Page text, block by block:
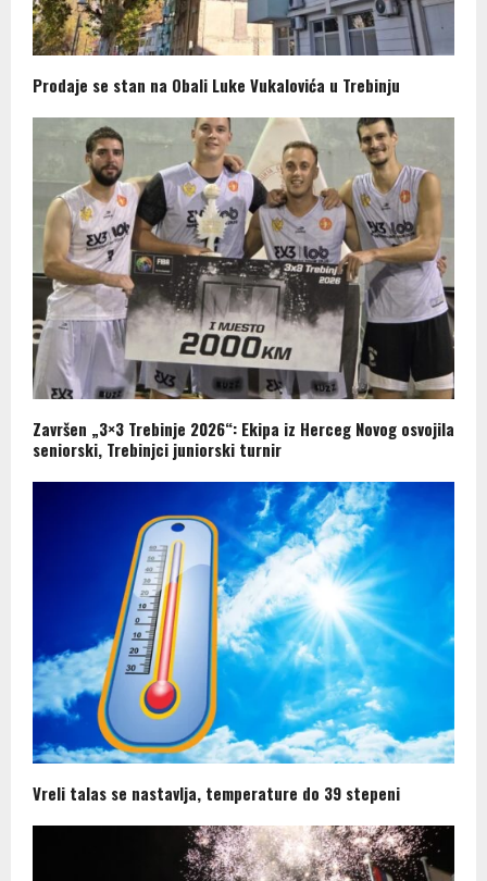
Prodaje se stan na Obali Luke Vukalovića u Trebinju
Završen „3×3 Trebinje 2026“: Ekipa iz Herceg Novog osvojila
seniorski, Trebinjci juniorski turnir
Vreli talas se nastavlja, temperature do 39 stepeni